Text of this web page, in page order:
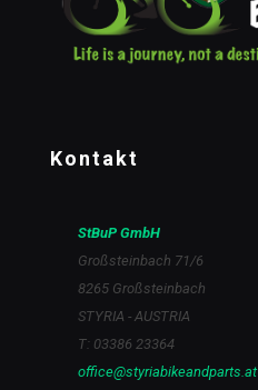
Kontakt
StBuP GmbH
Großsteinbach 71/6
8265 Großsteinbach
STYRIA - AUSTRIA
T: 03386 23364
office@styriabikeandparts.at